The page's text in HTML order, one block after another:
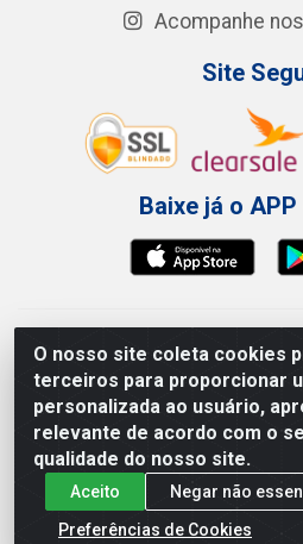
O nosso site coleta cookies
terceiros para proporcionar
personalizada ao usuário,
relevante de acordo com o
qualidade do nosso site.
Aceito
Negar não
Preferências de Cookies
Acompanhe
Site
Baixe já o
Bravi Consumíveis de Higiene e
19.457.137/
Av. Sul Gov. Cid Sampaio, 3125 -
Recife/PE - CEP